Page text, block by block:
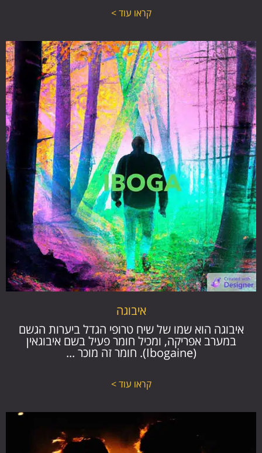
קראו עוד >
איבוגה
איבוגה הוא שמו של שיח טרופי הגדל ביערות הגשם
במערב אפריקה, ומכיל חומר פעיל בשם איבוגאין
(Ibogaine). חומר זה מוכר ...
קראו עוד >